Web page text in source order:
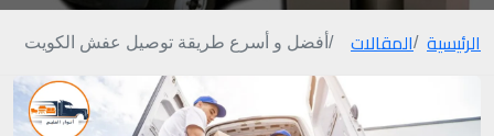
الرئيسية المقالات أفضل و أسرع طريقة توصيل عفش الكويت